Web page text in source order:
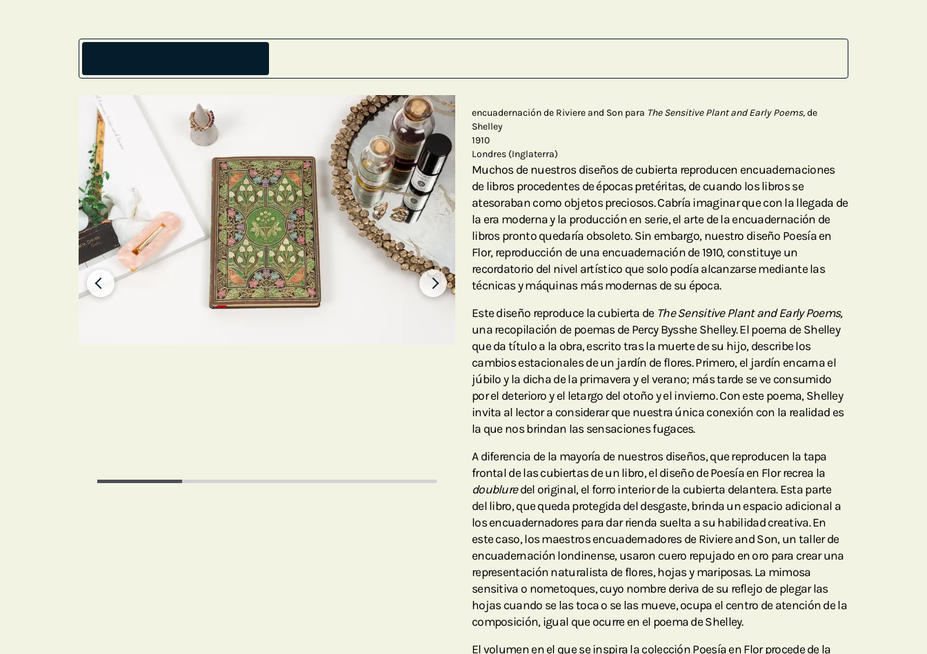
encuadernación de Riviere and Son para The Sensitive Plant and Early Poems,de
Shelley
1910
Londres (Inglaterra)
Muchos de nuestros diseños de cubierta reproducen encuadernaciones
de libros procedentes de épocas pretéritas, de cuando los libros se
atesoraban como objetos preciosos. Cabría imaginar que con la llegada de
la era moderna y la producción en serie, el arte de la encuadernación de
libros pronto quedaría obsoleto. Sin embargo, nuestro diseño Poesía en
Flor, reproducción de una encuadernación de 1910, constituye un
recordatorio del nivel artístico que solo podía alcanzarse mediante las
técnicas y máquinas más modernas de su época.
Este diseño reproduce la cubierta de The Sensitive Plant and Early Poems,
una recopilación de poemas de Percy Bysshe Shelley. El poema de Shelley
que da título a la obra, escrito tras la muerte de su hijo, describe los
cambios estacionales de un jardín de flores. Primero, el jardín encarna el
júbilo y la dicha de la primavera y el verano; más tarde se ve consumido
por el deterioro y el letargo del otoño y el invierno. Con este poema, Shelley
invita al lector a considerar que nuestra única conexión con la realidad es
la que nos brindan las sensaciones fugaces.
A diferencia de la mayoría de nuestros diseños, que reproducen la tapa
frontal de las cubiertas de un libro, el diseño de Poesía en Flor recrea la
doubluredel original, el forro interior de la cubierta delantera. Esta parte
del libro, que queda protegida del desgaste, brinda un espacio adicional a
los encuadernadores para dar rienda suelta a su habilidad creativa. En
este caso, los maestros encuadernadores de Riviere and Son, un taller de
encuadernación londinense, usaron cuero repujado en oro para crear una
representación naturalista de flores, hojas y mariposas. La mimosa
sensitiva o nometoques, cuyo nombre deriva de su reflejo de plegar las
hojas cuando se las toca o se las mueve, ocupa el centro de atención de la
composición, igual que ocurre en el poema de Shelley.
El volumen en el que se inspira la colección Poesía en Flor procede de la